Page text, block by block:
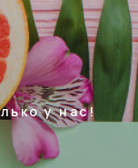
у нас!